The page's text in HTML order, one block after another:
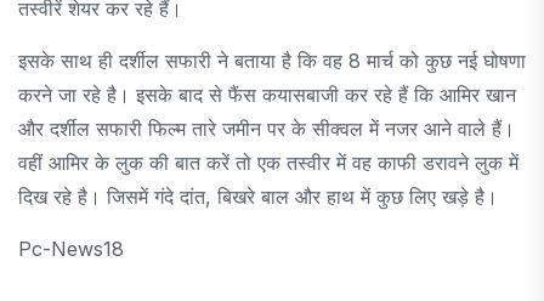
तस्वीरें शेयर कर रहे हैं।
इसके साथ ही दर्शील सफारी ने बताया है कि वह 8 मार्च को कुछ नई घोषणा
करने जा रहे है। इसके बाद से फैंस कयासबाजी कर रहे हैं कि आमिर खान
और दर्शील सफारी फिल्म तारे जमीन पर के सीक्वल में नजर आने वाले हैं।
वहीं आमिर के लुक की बात करें तो एक तस्वीर में वह काफी डरावने लुक में
दिख रहे है। जिसमें गंदे दांत, बिखरे बाल और हाथ में कुछ लिए खड़े है।
Pc-News18